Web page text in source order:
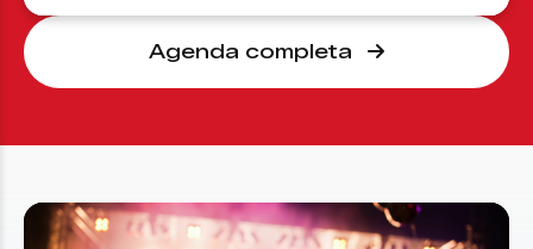
Agenda completa